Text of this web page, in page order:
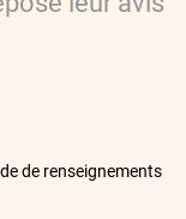
de renseignements